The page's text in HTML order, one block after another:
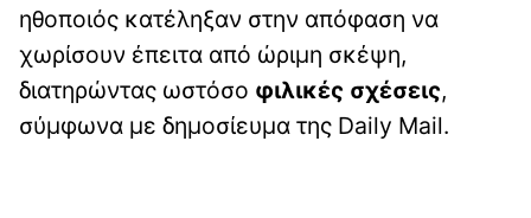
ηθοποιός κατέληξαν στην απόφαση να
χωρίσουν έπειτα από ώριμη σκέψη,
διατηρώντας ωστόσο φιλικές σχέσεις,
σύμφωνα με δημοσίευμα της Daily Mail.